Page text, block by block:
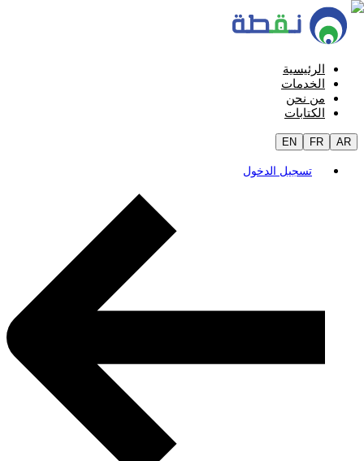
الرئيسية
الخدمات
من نحن
الكتابات
EN FR AR
تسجيل الدخول